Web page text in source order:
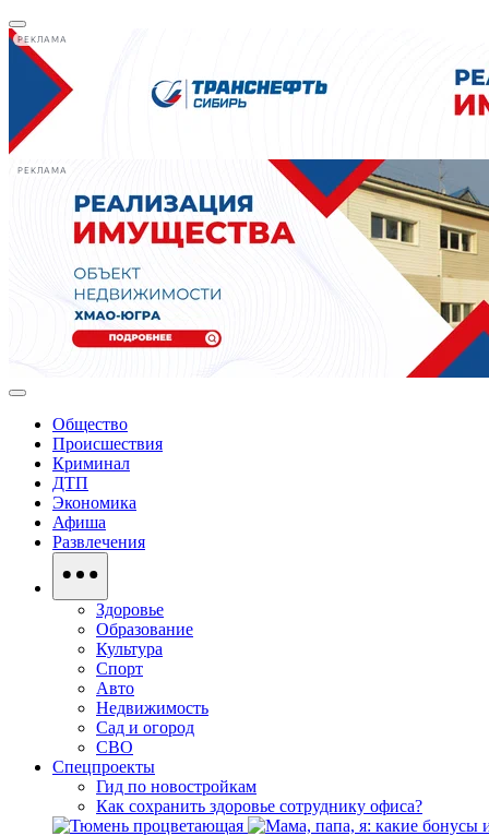
РЕКЛАМА
РЕКЛАМА
Общество
Происшествия
Криминал
ДТП
Экономика
Афиша
Развлечения
Здоровье
Образование
Культура
Спорт
Авто
Недвижимость
Сад и огород
СВО
Спецпроекты
Гид по новостройкам
Как сохранить здоровье сотруднику офиса?